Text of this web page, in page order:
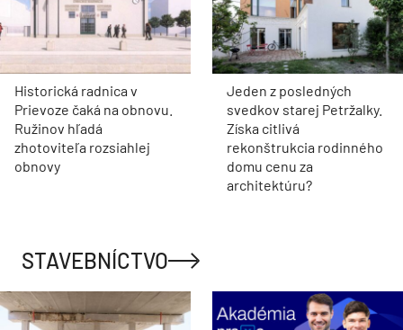
Historická radnica v
Prievoze čaká na obnovu.
Ružinov hľadá
zhotoviteľa rozsiahlej
obnovy
Jeden z posledných
svedkov starej Petržalky.
Získa citlivá
rekonštrukcia rodinného
domu cenu za
architektúru?
STAVEBNÍCTVO